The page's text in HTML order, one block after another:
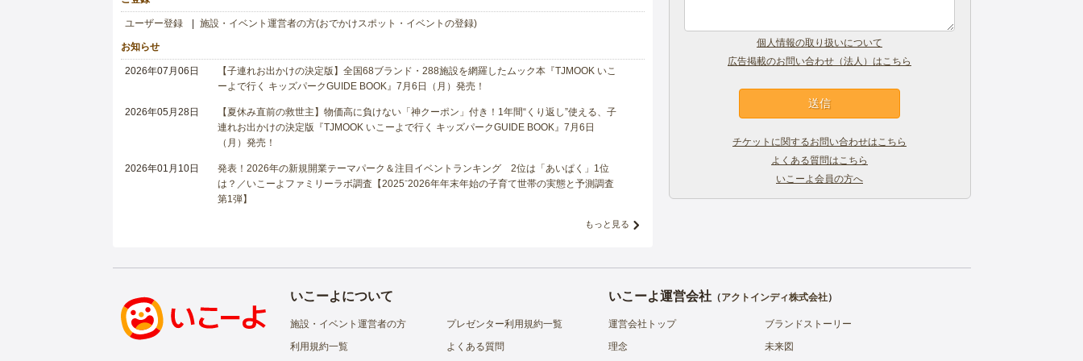
ユーザー登録 施設・イベント運営者の方(おでかけスポット・イベントの登録)
お知らせ
2026年07月06日
【子連れお出かけの決定版】全国68ブランド・288施設を網羅したムック本『TJMOOK いこ
ーよで行く キッズパークGUIDE BOOK』7月6日（月）発売！
2026年05月28日
【夏休み直前の救世主】物価高に負けない「神クーポン」付き！1年間“くり返し”使える、子
連れお出かけの決定版『TJMOOK いこーよで行く キッズパークGUIDE BOOK』7月6日
（月）発売！
2026年01月10日
発表！2026年の新規開業テーマパーク＆注目イベントランキング 2位は「あいぱく」1位
は？／いこーよファミリーラボ調査【2025⁻2026年年末年始の子育て世帯の実態と予測調査
第1弾】
もっと見る
個人情報の取り扱いについて
広告掲載のお問い合わせ（法人）はこちら
チケットに関するお問い合わせはこちら
よくある質問はこちら
いこーよ会員の方へ
いこーよについて
施設・イベント運営者の方
プレゼンター利用規約一覧
利用規約一覧
よくある質問
いこーよ運営会社（アクトインディ株式会社）
運営会社トップ
ブランドストーリー
理念
未来図